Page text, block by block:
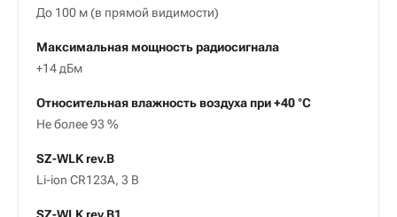
До 100 м (в прямой видимости)
Максимальная мощность радиосигнала
+14 дБм
Относительная влажность воздуха при +40 °С
Не более 93 %
SZ-WLK rev.B
Li-ion CR123A, 3 В